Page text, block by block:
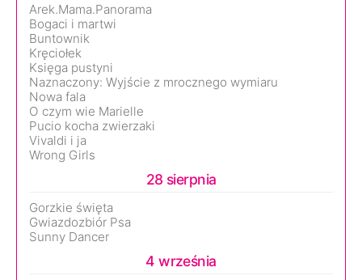
Arek.Mama.Panorama
Bogaci i martwi
Buntownik
Kręciołek
Księga pustyni
Naznaczony: Wyjście z mrocznego wymiaru
Nowa fala
O czym wie Marielle
Pucio kocha zwierzaki
Vivaldi i ja
Wrong Girls
28 sierpnia
Gorzkie święta
Gwiazdozbiór Psa
Sunny Dancer
4 września